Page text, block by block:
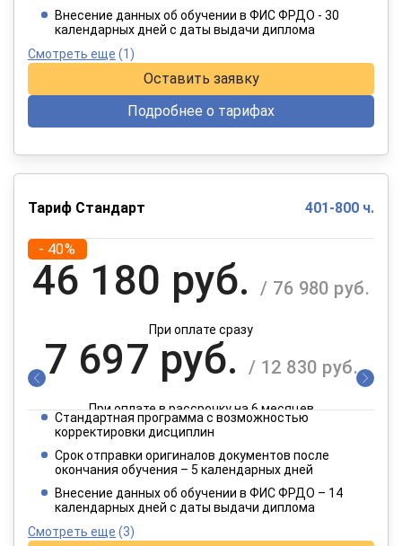
При оплате в рассрочку на 12 месяцев
Внесение данных об обучении в ФИС ФРДО - 30
календарных дней с даты выдачи диплома
Смотреть еще (1)
Оставить заявку
Подробнее о тарифах
Тариф Стандарт 401-800 ч.
- 40%
46 180 руб. / 76 980 руб.
При оплате сразу
7 697 руб. / 12 830 руб.
При оплате в рассрочку на 6 месяцев
3 849 руб.
При оплате в рассрочку на 12 месяцев
Стандартная программа с возможностью
корректировки дисциплин
Срок отправки оригиналов документов после
окончания обучения – 5 календарных дней
Внесение данных об обучении в ФИС ФРДО – 14
календарных дней с даты выдачи диплома
Смотреть еще (3)